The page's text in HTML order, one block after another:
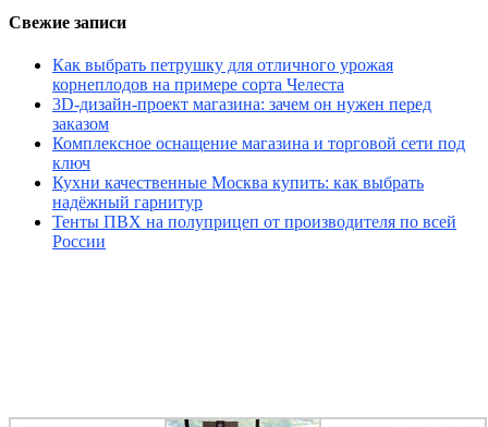
Свежие записи
Как выбрать петрушку для отличного урожая
корнеплодов на примере сорта Челеста
3D-дизайн-проект магазина: зачем он нужен перед
заказом
Комплексное оснащение магазина и торговой сети под
ключ
Кухни качественные Москва купить: как выбрать
надёжный гарнитур
Тенты ПВХ на полуприцеп от производителя по всей
России